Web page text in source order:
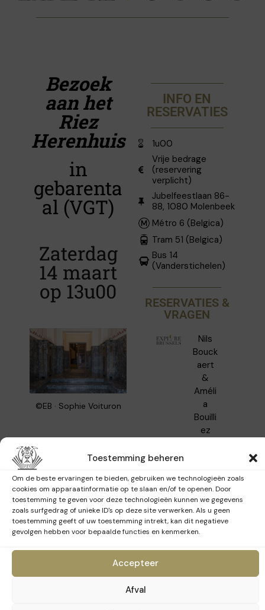
Toestemming beheren
Om de beste ervaringen te bieden, gebruiken we technologieën zoals
cookies om apparaatinformatie op te slaan en/of te openen. Door
toestemming te geven voor deze technologieën kunnen we gegevens
zoals surfgedrag of unieke ID's op deze site verwerken. Als u geen
toestemming geeft of uw toestemming intrekt, kan dit negatieve
gevolgen hebben voor bepaalde functies en kenmerken.
Accepteer
Afval
Bezoek
aan het
Riez
Herenhuis
in
gebarenta
al (VGT)
Zaterdag
14 maart
op 13u00
©EB · Sophie Voituron
INFO EN
RESERVATIES
1u00
Vrije bedrage
(reservering
verplicht)
Jubelfeestlaan 86-
88, 1080 Molenbeek
Métro 6 (Belgica)
Tram 51 (Belgica)
Bus 14
(Vanderstichelen)
RESERVATIES &
VRAGEN
Nils
Bouck
aert
&
Améli
a
Bouilli
ez
sels
+32 2
319
50 01